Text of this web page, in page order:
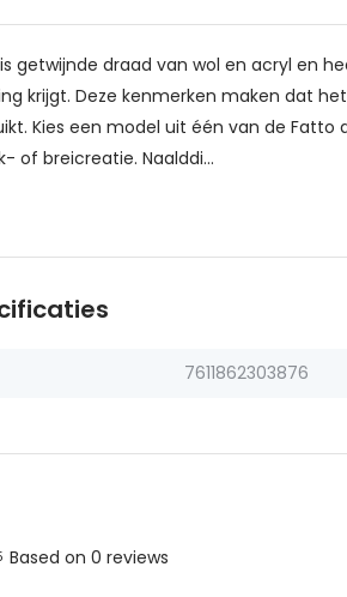
getwijnde draad van wol en acryl en
krijgt. Deze kenmerken maken dat
Kies een model uit één van de Fatto
of breicreatie. Naalddi...
7611862303876
Based on 0 reviews